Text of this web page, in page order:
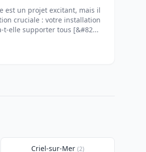
est un projet excitant, mais il
cruciale : votre installation
t-elle supporter tous [&#82...
Criel-sur-Mer (2)